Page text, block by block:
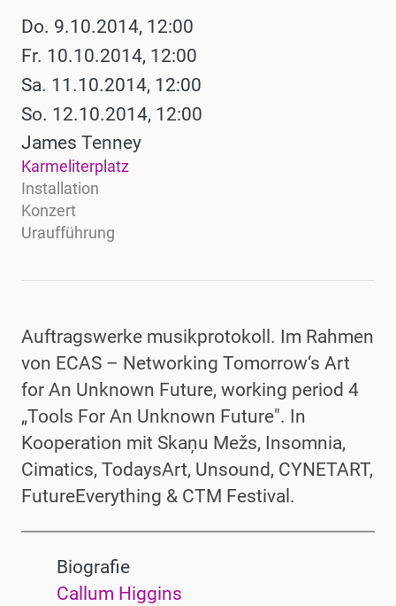
Do. 9.10.2014, 12:00
Fr. 10.10.2014, 12:00
Sa. 11.10.2014, 12:00
So. 12.10.2014, 12:00
James Tenney
Karmeliterplatz
Installation
Konzert
Uraufführung
Auftragswerke musikprotokoll. Im Rahmen
von ECAS – Networking Tomorrow‘s Art
for An Unknown Future, working period 4
„Tools For An Unknown Future". In
Kooperation mit Skaņu Mežs, Insomnia,
Cimatics, TodaysArt, Unsound, CYNETART,
FutureEverything & CTM Festival.
Biografie
Callum Higgins